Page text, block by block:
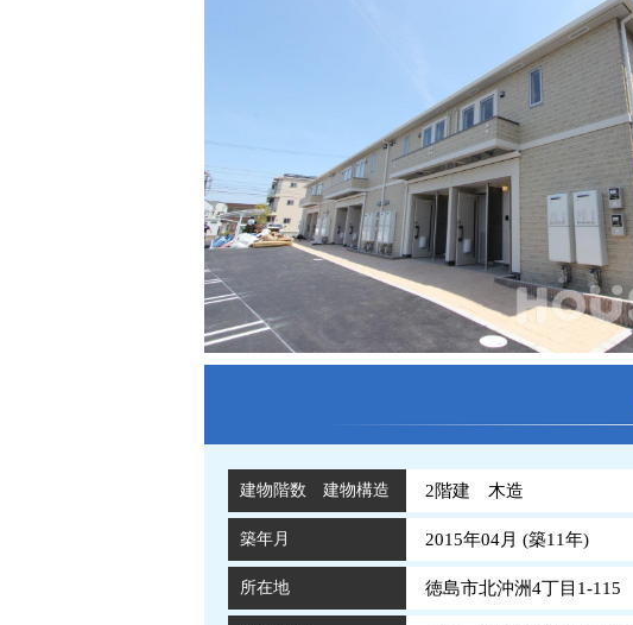
建物階数 建物構造 2階建 木造
築年月 2015年04月 (築11年)
所在地 徳島市北沖洲4丁目1-115